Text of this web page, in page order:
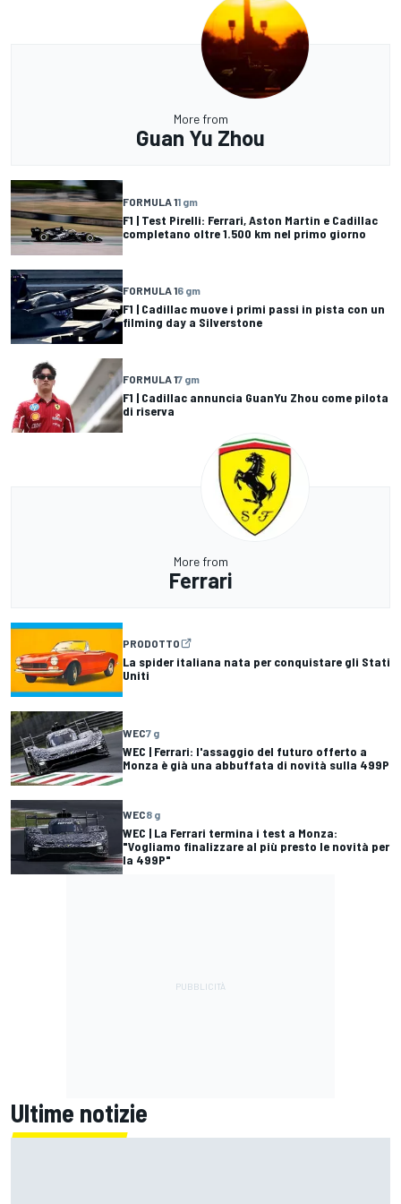
More from
Guan Yu Zhou
FORMULA 11 gm
F1 | Test Pirelli: Ferrari, Aston Martin e Cadillac
completano oltre 1.500 km nel primo giorno
FORMULA 16 gm
F1 | Cadillac muove i primi passi in pista con un
filming day a Silverstone
FORMULA 17 gm
F1 | Cadillac annuncia GuanYu Zhou come pilota
di riserva
More from
Ferrari
PRODOTTO
La spider italiana nata per conquistare gli Stati
Uniti
WEC7 g
WEC | Ferrari: l'assaggio del futuro offerto a
Monza è già una abbuffata di novità sulla 499P
WEC8 g
WEC | La Ferrari termina i test a Monza:
"Vogliamo finalizzare al più presto le novità per
la 499P"
Ultime notizie